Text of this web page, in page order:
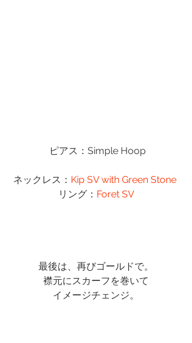
ピアス：Simple Hoop
ネックレス： Kip SV with Green Stone
リング： Foret SV
最後は、再びゴールドで。
襟元にスカーフを巻いて
イメージチェンジ。